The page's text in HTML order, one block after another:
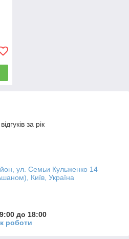
за рік
ул. Семьи Кульженко 14
Київ, Україна
до 18:00
роботи